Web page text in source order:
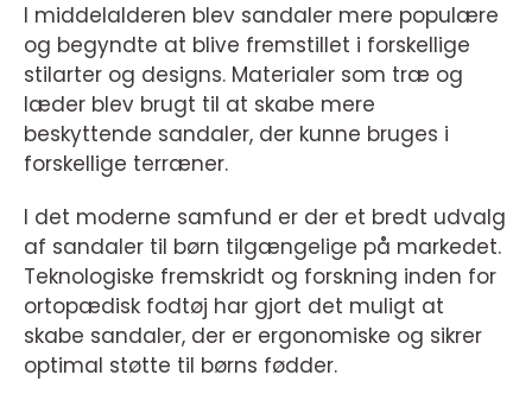
I middelalderen blev sandaler mere populære
og begyndte at blive fremstillet i forskellige
stilarter og designs. Materialer som træ og
læder blev brugt til at skabe mere
beskyttende sandaler, der kunne bruges i
forskellige terræner.
I det moderne samfund er der et bredt udvalg
af sandaler til børn tilgængelige på markedet.
Teknologiske fremskridt og forskning inden for
ortopædisk fodtøj har gjort det muligt at
skabe sandaler, der er ergonomiske og sikrer
optimal støtte til børns fødder.